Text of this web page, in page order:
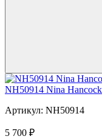
NH50914 Nina
Артикул: NH50914
5 700 ₽